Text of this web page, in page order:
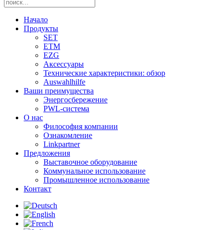
Начало
Продукты
SET
ETM
EZG
Аксессуары
Технические характеристики: обзор
Auswahlhilfe
Ваши преимущества
Энергосбережение
PWL-система
О нас
Философия компании
Ознакомление
Linkpartner
Предложения
Выставочное оборудование
Коммунальное использование
Промышленное использование
Контакт